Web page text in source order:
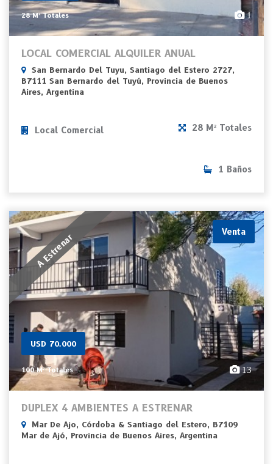
28 M² Totales 1
LOCAL COMERCIAL ALQUILER ANUAL
San Bernardo Del Tuyu, Santiago del Estero 2727,
B7111 San Bernardo del Tuyú, Provincia de Buenos
Aires, Argentina
Local Comercial 28 M² Totales
1 Baños
A Estrenar Venta
USD 70.000
100 M² Totales 13
DUPLEX 4 AMBIENTES A ESTRENAR
Mar De Ajo, Córdoba & Santiago del Estero, B7109
Mar de Ajó, Provincia de Buenos Aires, Argentina